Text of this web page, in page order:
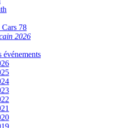
78
2026
événements